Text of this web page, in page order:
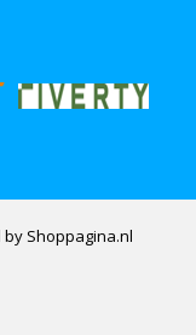
Shoppagina.nl